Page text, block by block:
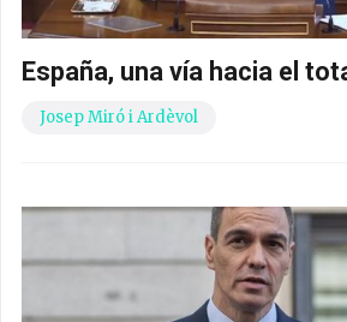
España, una vía hacia el
Josep Miró i Ardèvol